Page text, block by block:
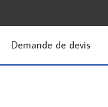
Demande de devis